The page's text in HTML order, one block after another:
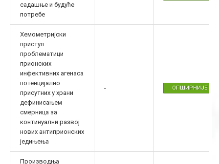
садашње и будуће
потребе
Хемометријски
приступ
проблематици
прионских
инфективних агенаса
потенцијално
присутних у храни
дефинисањем
смерница за
континуални развој
нових антиприонских
једињења
- ОПШИРНИЈЕ
Производња